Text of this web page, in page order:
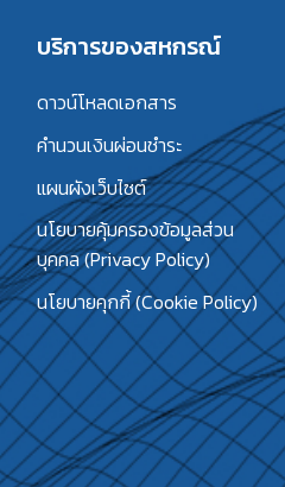
บริการของสหกรณ์
ดาวน์โหลดเอกสาร
คำนวนเงินผ่อนชำระ
แผนผังเว็บไซต์
นโยบายคุ้มครองข้อมูลส่วน
บุคคล (Privacy Policy)
นโยบายคุกกี้ (Cookie Policy)